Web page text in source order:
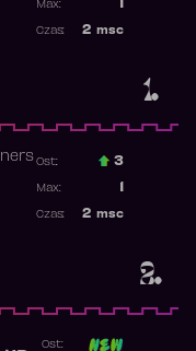
1.
Max:
2 msc
Czas:
2.
Ost.: 3
Max:
2 msc
Czas:
Ost: